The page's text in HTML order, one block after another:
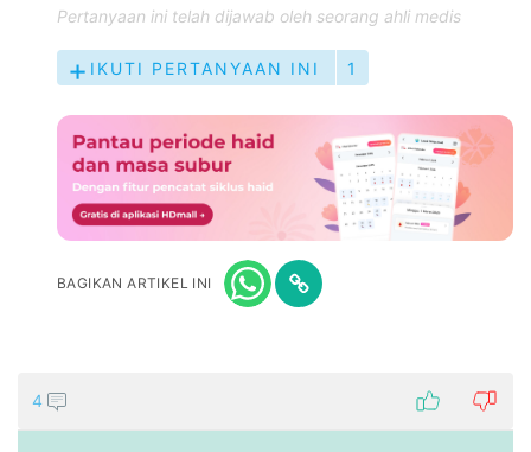
Pertanyaan ini telah dijawab oleh seorang ahli medis
IKUTI PERTANYAAN INI 1
BAGIKAN ARTIKEL INI
4